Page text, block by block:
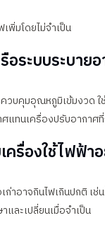
พิ่มโดยไม่จำเป็น
อระบบระบาย
วบคุมอุณหภูมิเข้มงวด
แทนเครื่องปรับอากาศ
ครื่องใช้ไฟฟ้า
าอาจกินไฟเกินปกติ เช่
และเปลี่ยนเมื่อจำเป็น